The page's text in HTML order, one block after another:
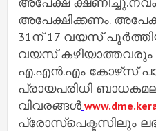
അപേക്ഷിക്കണം.
31ന് 17 വയസ്
വയസ് കഴിയാത്തവരും
എ.എൻ.എം കോഴ്‌സ്
പ്രായപരിധി
വിവരങ്ങൾ
പ്രോസ്‌പെക്ടസിലും